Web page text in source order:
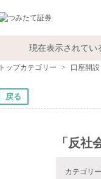
現在表示されてい
トップカテゴリー > 口座開設
戻る
「反
カテゴリ